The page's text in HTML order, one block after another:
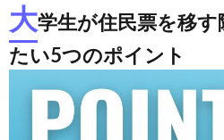
大学生が住民票を移
たい5つのポイント